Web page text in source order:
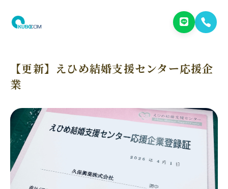
【更新】えひめ結婚支援センター応援企
業